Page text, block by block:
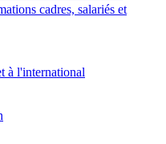
cadres, salariés et
à l'international